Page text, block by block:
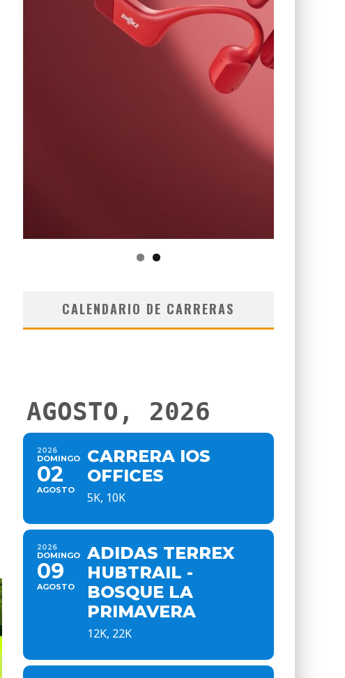
CALENDARIO DE CARRERAS
AGOSTO, 2026
2026
DOMINGO
02
AGOSTO
CARRERA IOS
OFFICES
5K, 10K
2026
DOMINGO
09
AGOSTO
ADIDAS TERREX
HUBTRAIL -
BOSQUE LA
PRIMAVERA
12K, 22K